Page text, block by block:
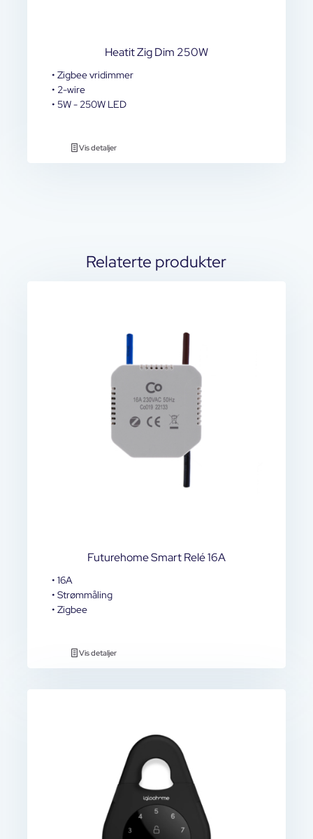
Heatit Zig Dim 250W
• Zigbee vridimmer
• 2-wire
• 5W - 250W LED
Vis detaljer
Relaterte produkter
Futurehome Smart Relé 16A
• 16A
• Strømmåling
• Zigbee
Vis detaljer